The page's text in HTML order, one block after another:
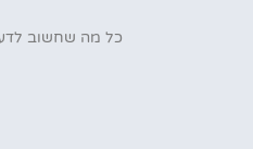
כל מה שחשוב